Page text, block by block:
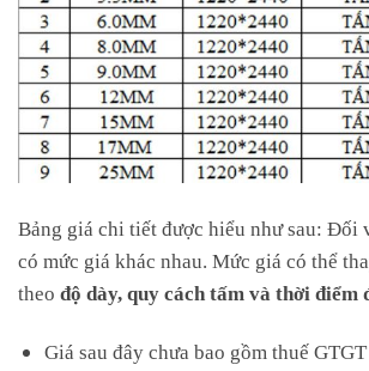
Bảng giá chi tiết được hiểu như sau: Đối
có mức giá khác nhau. Mức giá có thể
theo độ dày, quy cách tấm và thời điểm
Giá sau đây chưa bao gồm thuế